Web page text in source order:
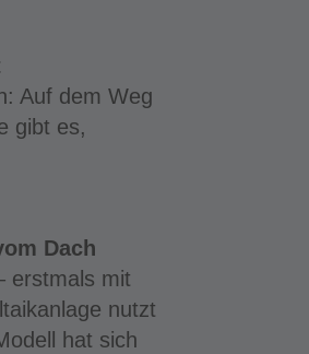
Auf dem Weg
gibt es,
Dach
erstmals mit
nutzt
hat sich